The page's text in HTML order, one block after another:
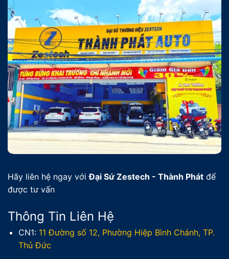
Hãy liên hệ ngay vớiĐại Sứ Zestech - Thành Phát để
được tư vấn
Thông Tin Liên Hệ
CN1: 11 Đường số 12, Phường Hiệp Bình Chánh, TP.
Thủ Đức